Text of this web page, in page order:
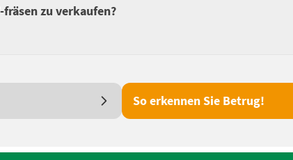
zu verkaufen?
So erkennen Sie Betrug!